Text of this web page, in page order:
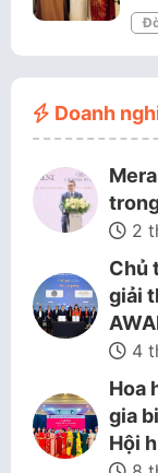
Doanh
2
Chủ
giải
4
Hoa
gia
Hội